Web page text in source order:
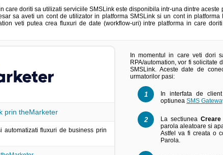
care doriti sa utilizati serviciile SMSLink este disponibila intr-una dintre
sa aveti un cont de utilizator in platforma SMSLink si un cont in
veti putea crea fluxuri de date (workflow-uri) intre platforma in care
prin theMarketer
automatizati fluxuri de business prin
In momentul in care veti dori
RPA/automation, vor fi solicitate
SMSLink. Aceste date de
urmatorilor pasi:
In interfata de
optiunea SMS
La sectiunea Creare
parola aleatoare si
Astfel va fi creata o
Parola.